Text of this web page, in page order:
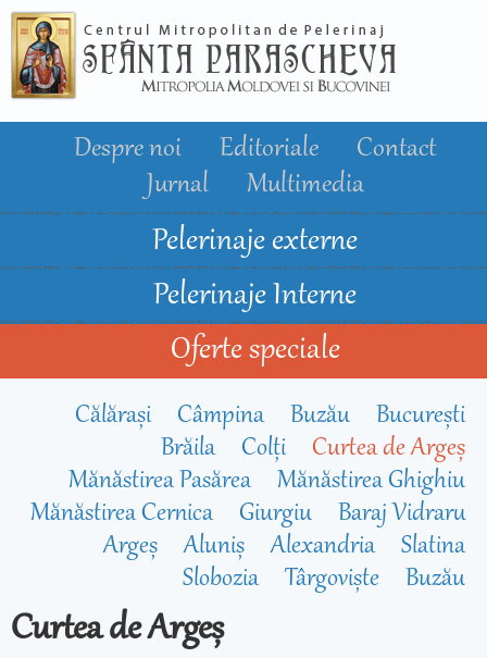
conţinutul
principal
Despre noi Editoriale
Contact
Jurnal
Multimedia
Pelerinaje externe
Pelerinaje Interne
Oferte speciale
Călărași Câmpina Buzău
Bucureşti
Brăila
Colți
Curtea de Argeș
Mănăstirea Pasărea
Mănăstirea Ghighiu
Mănăstirea Cernica
Giurgiu
Baraj Vidraru
Argeș
Aluniș Alexandria
Slatina
Slobozia
Târgoviște Buzău
Curtea de Argeș